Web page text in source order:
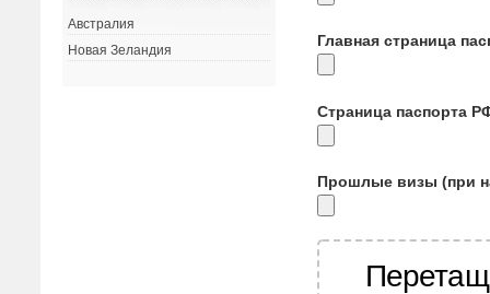
Главная страница
Страница паспорта
Прошлые визы (при
Австралия
Новая Зеландия